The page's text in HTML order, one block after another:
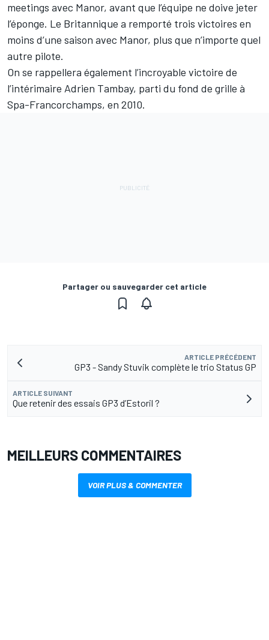
meetings avec Manor, avant que l’équipe ne doive jeter
l’éponge. Le Britannique a remporté trois victoires en
moins d’une saison avec Manor, plus que n’importe quel
autre pilote.
On se rappellera également l’incroyable victoire de
l’intérimaire Adrien Tambay, parti du fond de grille à
Spa-Francorchamps, en 2010.
Partager ou sauvegarder cet article
ARTICLE PRÉCÉDENT
GP3 - Sandy Stuvik complète le trio Status GP
ARTICLE SUIVANT
Que retenir des essais GP3 d’Estoril ?
MEILLEURS COMMENTAIRES
VOIR PLUS & COMMENTER